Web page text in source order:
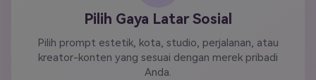
Pilih Gaya Latar Sosial
Pilih prompt estetik, kota, studio, perjalanan, atau
kreator-konten yang sesuai dengan merek pribadi
Anda.